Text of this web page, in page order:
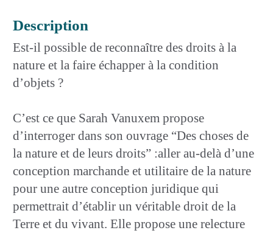
Description
Est-il possible de reconnaître des droits à la
nature et la faire échapper à la condition
d’objets ?
C’est ce que Sarah Vanuxem propose
d’interroger dans son ouvrage “Des choses de
la nature et de leurs droits” :aller au-delà d’une
conception marchande et utilitaire de la nature
pour une autre conception juridique qui
permettrait d’établir un véritable droit de la
Terre et du vivant. Elle propose une relecture